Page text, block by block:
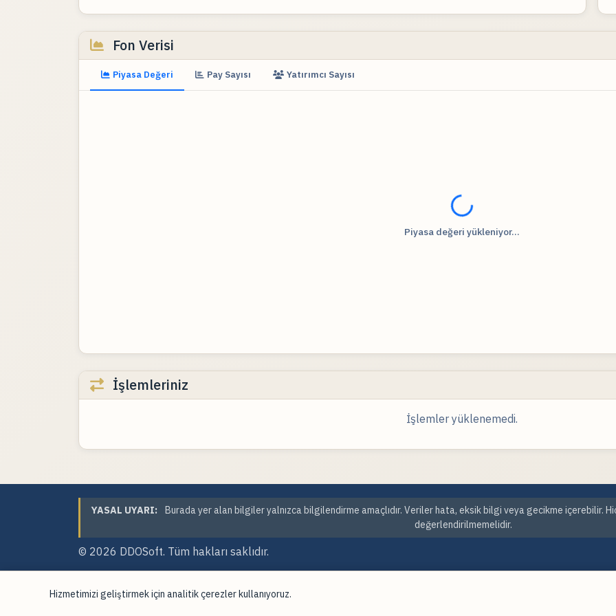
Fon Verisi
Piyasa Değeri Pay Sayısı Yatırımcı Sayısı
Fiyat verileri yükleniyor...
Piyasa değeri yükleniyor...
İşlemleriniz
İşlemler yüklenemedi.
YASAL UYARI:
Burada yer alan bilgiler yalnızca bilgilendirme amaçlıdır. Veriler hata, eksik bilgi veya gecikme içerebilir.
değerlendirilmemelidir.
© 2026 DDOSoft. Tüm hakları saklıdır.
Hizmetimizi geliştirmek için analitik çerezler kullanıyoruz.